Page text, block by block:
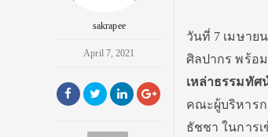
sakrapee
April 7, 2021
วันที่ 7 เมษายน
ศิลปากร พร้อ
เหล่าธรรมทัศ
คณะผู้บริหาร
ธัชชา ในการ